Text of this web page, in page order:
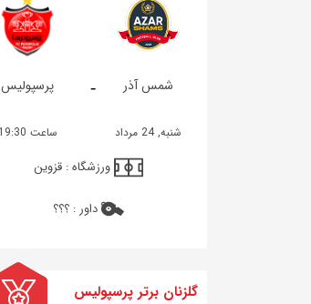
- شمس آذر پرسپولیس
شنبه, 24 مرداد ساعت 19:30
ورزشگاه :قزوین
داور :؟؟؟
گلزنان برتر پرسپولیس